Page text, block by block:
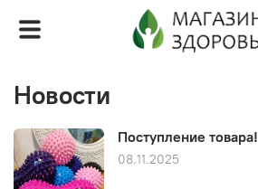
Новости
Поступление товара!
08.11.2025